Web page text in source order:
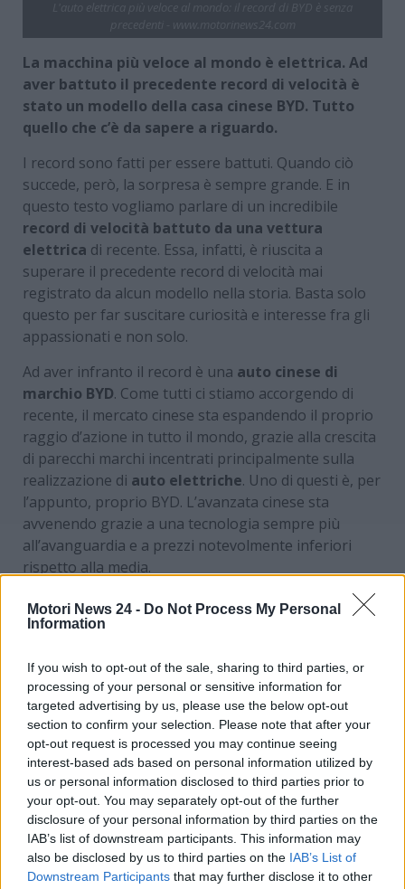
Motori News 24 - Do Not Process My Personal
Information
If you wish to opt-out of the sale, sharing to third parties, or
processing of your personal or sensitive information for
targeted advertising by us, please use the below opt-out
section to confirm your selection. Please note that after your
opt-out request is processed you may continue seeing
interest-based ads based on personal information utilized by
us or personal information disclosed to third parties prior to
your opt-out. You may separately opt-out of the further
disclosure of your personal information by third parties on the
IAB’s list of downstream participants. This information may
also be disclosed by us to third parties on the IAB’s List of
Downstream Participants that may further disclose it to other
La macchina più veloce al mondo è elettrica. Ad
aver battuto il precedente record di velocità è
stato un modello della casa cinese BYD. Tutto
quello che c’è da sapere a riguardo.
I record sono fatti per essere battuti. Quando ciò
succede, però, la sorpresa è sempre grande. E in
questo testo vogliamo parlare di un incredibile
record di velocità battuto da una vettura
elettrica di recente. Essa, infatti, è riuscita a
superare il precedente record di velocità mai
registrato da alcun modello nella storia. Basta solo
questo per far suscitare curiosità e interesse fra gli
appassionati e non solo.
Ad aver infranto il record è una auto cinese di
marchio BYD. Come tutti ci stiamo accorgendo di
recente, il mercato cinese sta espandendo il proprio
raggio d’azione in tutto il mondo, grazie alla crescita
di parecchi marchi incentrati principalmente sulla
realizzazione di auto elettriche. Uno di questi è, per
l’appunto, proprio BYD. L’avanzata cinese sta
avvenendo grazie a una tecnologia sempre più
all’avanguardia e a prezzi notevolmente inferiori
rispetto alla media.
Ma la crescita cinese si sta facendo sentire anche nel
settore automobilistico specifico delle
infatti, a possedere il record di velocità su pista,
grazie allaBugatti Chiron Super Sport 300+. Tale
supercar era riuscita a spingersi fino alla velocità
registrata di 490.48 km/h sul circuito di Ehra-Lessien.
A quanto è arrivato il nuovo modello BYD?
Il record di velocità
appartiene ora a BYD e a una
sua supercar elettrica: tutti i